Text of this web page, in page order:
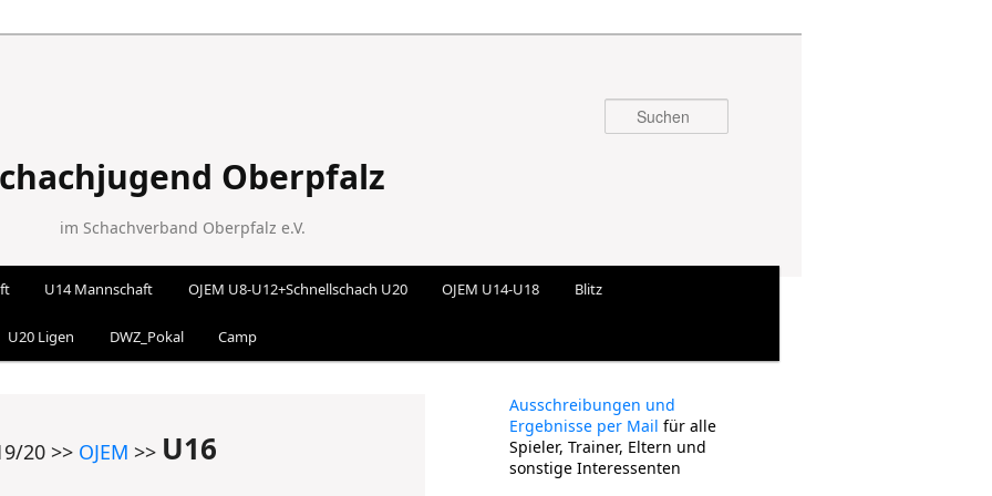
Oberpfalz
im Schachverband Oberpfalz e.V.
Suchen
U14 Mannschaft OJEM U8-U12+Schnellschach U20 OJEM U14-U18 Blitz
U20 Ligen DWZ_Pokal Camp
20 >> OJEM >> U16
Ausschreibungen und
Ergebnisse per Mail für alle
Spieler, Trainer, Eltern und
sonstige Interessenten